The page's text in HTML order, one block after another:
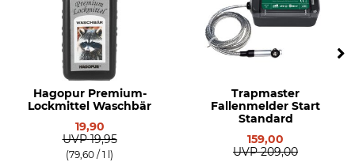
Hagopur Premium-
Lockmittel Waschbär
19,90
UVP 19,95
(79,60 / 1 l)
Trapmaster
Fallenmelder Start
Standard
159,00
UVP 209,00